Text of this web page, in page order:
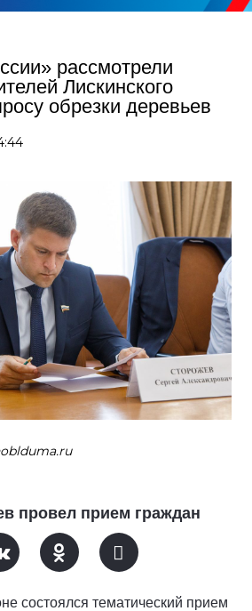
рассмотрели
Лискинского
обрезки деревьев
провел прием граждан
состоялся тематический прием